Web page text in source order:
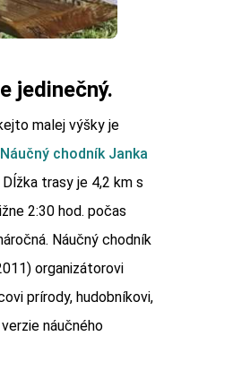
jedinečný.
malej výšky je
Náučný chodník Janka
trasy je 4,2 km s
2:30 hod. počas
Náučný chodník
organizátorovi
prírody, hudobníkovi,
náučného